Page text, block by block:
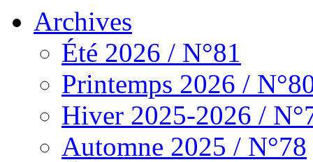
Archives
Été 2026 / N°81
Printemps 2026 /
Hiver 2025-2026 /
Automne 2025 / N°78